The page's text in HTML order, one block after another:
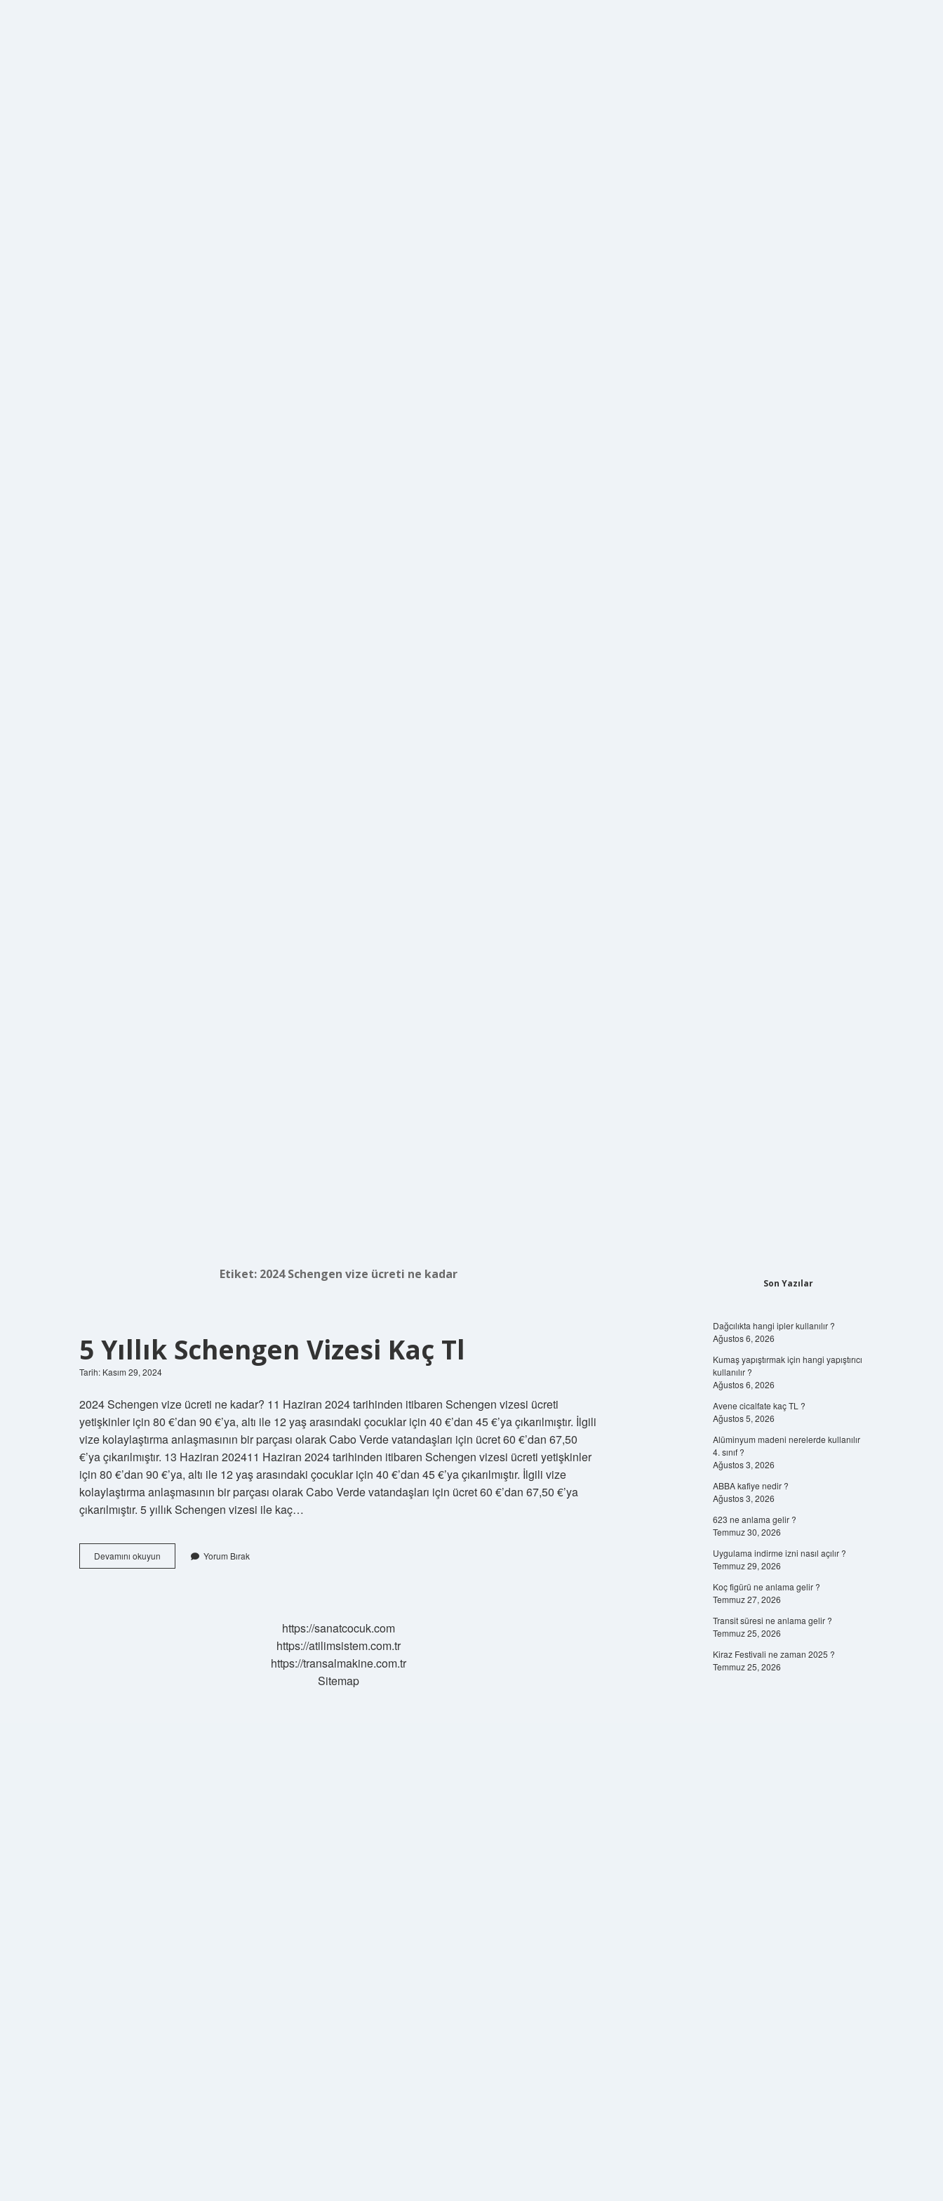
Etiket: 2024 Schengen vize ücreti ne kadar
5 Yıllık Schengen Vizesi Kaç Tl
Tarih: Kasım 29, 2024
2024 Schengen vize ücreti ne kadar? 11 Haziran 2024 tarihinden itibaren Schengen vizesi ücreti
yetişkinler için 80 €’dan 90 €’ya, altı ile 12 yaş arasındaki çocuklar için 40 €’dan 45 €’ya çıkarılmıştır. İlgili
vize kolaylaştırma anlaşmasının bir parçası olarak Cabo Verde vatandaşları için ücret 60 €’dan 67,50
€’ya çıkarılmıştır. 13 Haziran 202411 Haziran 2024 tarihinden itibaren Schengen vizesi ücreti yetişkinler
için 80 €’dan 90 €’ya, altı ile 12 yaş arasındaki çocuklar için 40 €’dan 45 €’ya çıkarılmıştır. İlgili vize
kolaylaştırma anlaşmasının bir parçası olarak Cabo Verde vatandaşları için ücret 60 €’dan 67,50 €’ya
çıkarılmıştır. 5 yıllık Schengen vizesi ile kaç…
Devamını okuyun
Yıllık
Yorum Bırak
https://sanatcocuk.com
https://atilimsistem.com.tr
https://transalmakine.com.tr
Sitemap
Son Yazılar
Dağcılıkta hangi ipler kullanılır ?
Ağustos 6, 2026
Kumaş yapıştırmak için hangi yapıştırıcı
kullanılır ?
Ağustos 6, 2026
Avene cicalfate kaç TL ?
Ağustos 5, 2026
Alüminyum madeni nerelerde kullanılır
4. sınıf ?
Ağustos 3, 2026
ABBA kafiye nedir ?
Ağustos 3, 2026
623 ne anlama gelir ?
Temmuz 30, 2026
Uygulama indirme izni nasıl açılır ?
Temmuz 29, 2026
Koç figürü ne anlama gelir ?
Temmuz 27, 2026
Transit süresi ne anlama gelir ?
Temmuz 25, 2026
Kiraz Festivali ne zaman 2025 ?
Temmuz 25, 2026